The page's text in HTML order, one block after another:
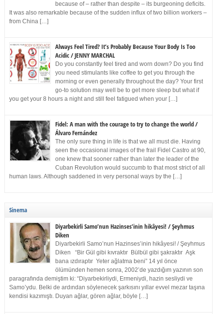
because of – rather than despite – its burgeoning deficits.
It was also remarkable because of the sudden influx of two billion workers –
from China […]
Always Feel Tired? It’s Probably Because Your Body Is Too
Acidic / JENNY MARCHAL
Do you constantly feel tired and worn down? Do you find
you need stimulants like coffee to get you through the
morning or even generally throughout the day? Your first
go-to solution may well be to get more sleep but what if
you get your 8 hours a night and still feel fatigued when your […]
Fidel: A man with the courage to try to change the world /
Álvaro Fernández
The only sure thing in life is that we all must die. Having
seen the occasional images of the frail Fidel Castro at 90,
one knew that sooner rather than later the leader of the
Cuban Revolution would succumb to that most strict of all
human laws. Although saddened in very personal ways by the […]
Sinema
Diyarbekirli Samo’nun Hazinses’inin hikâyesi! / Şeyhmus
Diken
Diyarbekirli Samo’nun Hazinses’inin hikâyesi! / Şeyhmus
Diken “Bir Gül gibi kıvraktır Bülbül gibi şakraktır Aşk
bana ızdıraptır Yeter ağlatma beni” 14 yıl önce
ölümünden hemen sonra, 2002’de yazdığım yazının son
paragrafında demiştim ki: “Diyarbekirliydi, Ermeniydi, hazin sesliydi ve
Samo’ydu. Belki de ardından söylenecek şarkısını yıllar evvel mezar taşına
kendisi kazımıştı. Duyan ağlar, gören ağlar, böyle […]